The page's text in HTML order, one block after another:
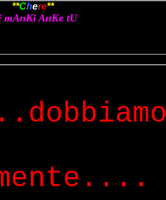
**Chere**
mAnKi AnKe tU